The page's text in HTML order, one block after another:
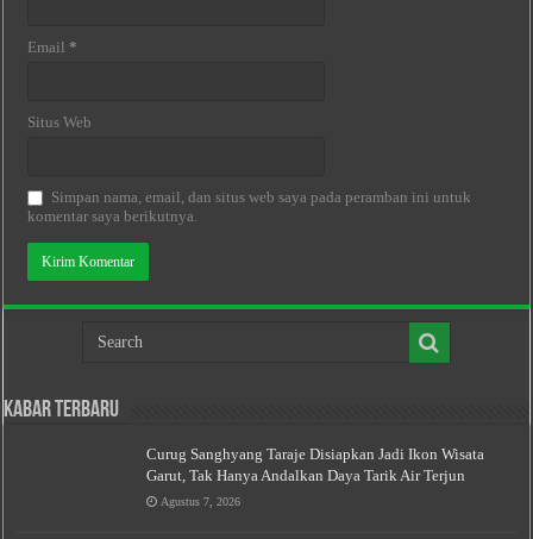
Email *
Situs Web
Simpan nama, email, dan situs web saya pada peramban ini untuk
komentar saya berikutnya.
Kabar Terbaru
Curug Sanghyang Taraje Disiapkan Jadi Ikon Wisata
Garut, Tak Hanya Andalkan Daya Tarik Air Terjun
Agustus 7, 2026